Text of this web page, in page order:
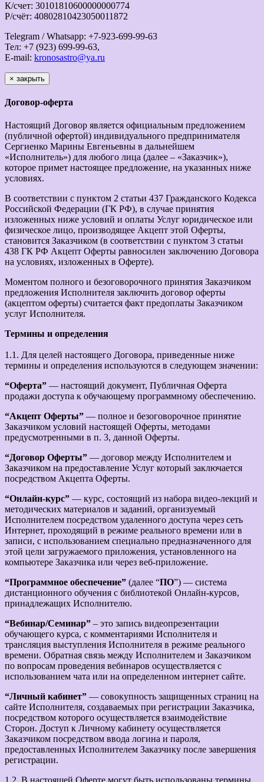
К/счет: 30101810600000000774
Р/счёт: 40802810423050011872
Telegram / Whatsapp: +7-923-699-99-63
Тел: +7 (923) 699-99-63,
E-mail: kronosastro@ya.ru
× закрыть
Договор-оферта
Настоящий Договор является официальным предложением
(публичной офертой) индивидуального предпринимателя
Сергиенко Марины Евгеньевны в дальнейшем
«Исполнитель») для любого лица (далее – «Заказчик»),
которое примет настоящее предложение, на указанных ниже
условиях.
В соответствии с пунктом 2 статьи 437 Гражданского Кодекса
Российской Федерации (ГК РФ), в случае принятия
изложенных ниже условий и оплаты Услуг юридическое или
физическое лицо, производящее Акцепт этой Оферты,
становится Заказчиком (в соответствии с пунктом 3 статьи
438 ГК РФ Акцепт Оферты равносилен заключению Договора
на условиях, изложенных в Оферте).
Моментом полного и безоговорочного принятия Заказчиком
предложения Исполнителя заключить договор оферты
(акцептом оферты) считается факт предоплаты Заказчиком
услуг Исполнителя.
Термины и определения
1.1. Для целей настоящего Договора, приведенные ниже
термины и определения используются в следующем значении:
“Оферта” — настоящий документ, Публичная Оферта
продажи доступа к обучающему программному обеспечению.
“Акцепт Оферты” — полное и безоговорочное принятие
Заказчиком условий настоящей Оферты, методами
предусмотренными в п. 3, данной Оферты.
“Договор Оферты” — договор между Исполнителем и
Заказчиком на предоставление Услуг который заключается
посредством Акцепта Оферты.
“Онлайн-курс” — курс, состоящий из набора видео-лекций и
методических материалов и заданий, организуемый
Исполнителем посредством удаленного доступа через сеть
Интернет, проходящий в режиме реального времени или в
записи, с использованием специально предназначенного для
этой цели загружаемого приложения, установленного на
компьютере Заказчика или через веб-приложение.
“Программное обеспечение” (далее “ПО”) — система
дистанционного обучения с библиотекой Онлайн-курсов,
принадлежащих Исполнителю.
“Вебинар/Семинар” – это запись видеопрезентации
обучающего курса, с комментариями Исполнителя и
трансляция выступления Исполнителя в режиме реального
времени. Обратная связь между Исполнителем и Заказчиком
по вопросам проведения вебинаров осуществляется с
использованием чата или на определенном интернет сайте.
“Личный кабинет” — совокупность защищенных страниц на
сайте Исполнителя, создаваемых при регистрации Заказчика,
посредством которого осуществляется взаимодействие
Сторон. Доступ к Личному кабинету осуществляется
Заказчиком посредством ввода логина и пароля,
предоставленных Исполнителем Заказчику после завершения
регистрации.
1.2. В настоящей Оферте могут быть использованы термины,